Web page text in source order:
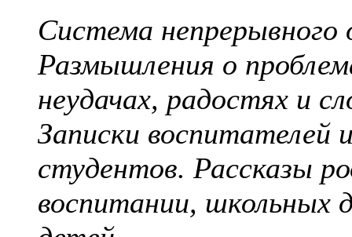
Система непрерывного
Размышления о
неудачах, радостях и
Записки воспитателей
студентов. Рассказы
воспитании, школьных